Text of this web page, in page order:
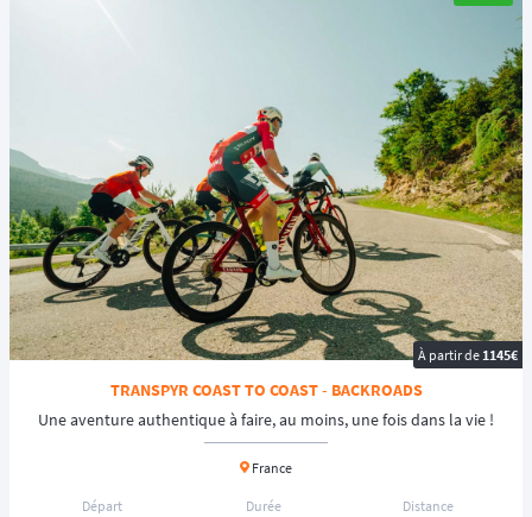
À partir de1145€
TRANSPYR COAST TO COAST - BACKROADS
Une aventure authentique à faire, au moins, une fois dans la vie !
France
Départ
Durée
Distance